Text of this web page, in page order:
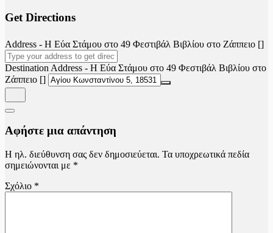
Get Directions
Address - Η Εύα Στάμου στο 49 Φεστιβάλ Βιβλίου στο Ζάππειο []
Destination Address - Η Εύα Στάμου στο 49 Φεστιβάλ Βιβλίου στο
Ζάππειο []
Αφήστε μια απάντηση
Η ηλ. διεύθυνση σας δεν δημοσιεύεται. Τα υποχρεωτικά πεδία
σημειώνονται με *
Σχόλιο *